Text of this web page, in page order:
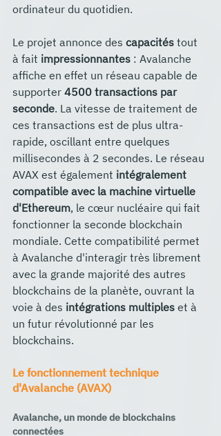
ordinateur du quotidien.
Le projet annonce des capacités tout
à fait impressionnantes : Avalanche
affiche en effet un réseau capable de
supporter 4500 transactions par
seconde. La vitesse de traitement de
ces transactions est de plus ultra-
rapide, oscillant entre quelques
millisecondes à 2 secondes. Le réseau
AVAX est également intégralement
compatible avec la machine virtuelle
d'Ethereum, le cœur nucléaire qui fait
fonctionner la seconde blockchain
mondiale. Cette compatibilité permet
à Avalanche d'interagir très librement
avec la grande majorité des autres
blockchains de la planète, ouvrant la
voie à des intégrations multiples et à
un futur révolutionné par les
blockchains.
Le fonctionnement technique
d'Avalanche (AVAX)
Avalanche, un monde de blockchains
connectées